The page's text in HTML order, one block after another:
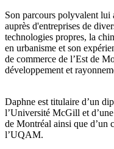
Son parcours polyvalent lui
auprès d'entreprises de
technologies propres, la
en urbanisme et son
de commerce de l’Est de
développement et
Daphne est titulaire d’un
l’Université McGill et
de Montréal ainsi que d’un
l’UQAM.